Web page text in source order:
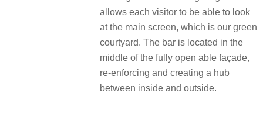
allows each visitor to be able to look
at the main screen, which is our green
courtyard. The bar is located in the
middle of the fully open able façade,
re-enforcing and creating a hub
between inside and outside.